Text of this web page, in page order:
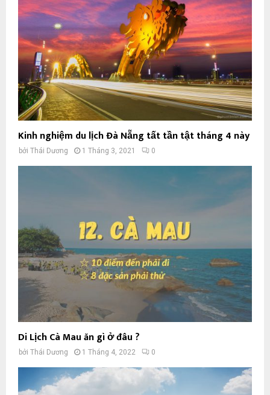
Kinh nghiệm du lịch Đà Nẵng tất tần tật tháng 4 này
bởi Thái Dương 1 Tháng 3, 2021 0
Di Lịch Cà Mau ăn gì ở đâu ?
bởi Thái Dương 1 Tháng 4, 2022 0